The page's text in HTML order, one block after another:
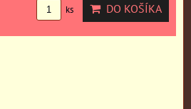
ks DO KOŠÍKA